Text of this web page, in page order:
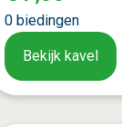
0 biedingen
Bekijk kavel